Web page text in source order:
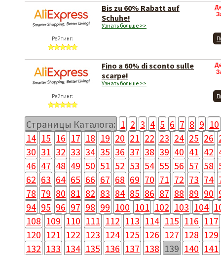
Рейтинг:
Bis zu 60% Rabatt auf
Schuhe!
Узнать больше >>
Рейтинг:
Fino a 60% di sconto sulle
scarpe!
Узнать больше >>
Страницы Каталога: 1 2 3 4 5 6 7 8 9 10
14 15 16 17 18 19 20 21 22 23 24 25 26
30 31 32 33 34 35 36 37 38 39 40 41 42
46 47 48 49 50 51 52 53 54 55 56 57 58
62 63 64 65 66 67 68 69 70 71 72 73 74
78 79 80 81 82 83 84 85 86 87 88 89 90
94 95 96 97 98 99 100 101 102 103 104
108 109 110 111 112 113 114 115 116 117
120 121 122 123 124 125 126 127 128 129
132 133 134 135 136 137 138 139 140 141